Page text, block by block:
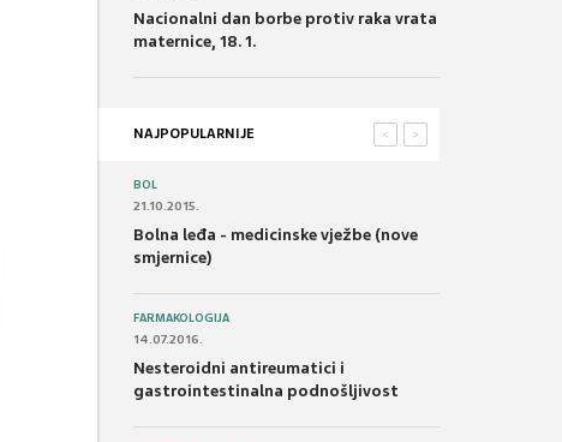
Nacionalni dan borbe protiv raka vrata
maternice, 18. 1.
NAJPOPULARNIJE >
<
BOL
21.10.2015.
Bolna leđa - medicinske vježbe (nove
smjernice)
FARMAKOLOGIJA
14.07.2016.
Nesteroidni antireumatici i
gastrointestinalna podnošljivost